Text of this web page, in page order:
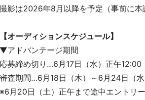
撮影は2026年8月以降を予定（事前に
【オーディションスケジュール】
▼アドバンテージ期間
応募締め切り…6月17日（水）正午12:00
審査期間…6月18日（木）～6月24日（水
※6月20日（土）正午まで途中エントリ